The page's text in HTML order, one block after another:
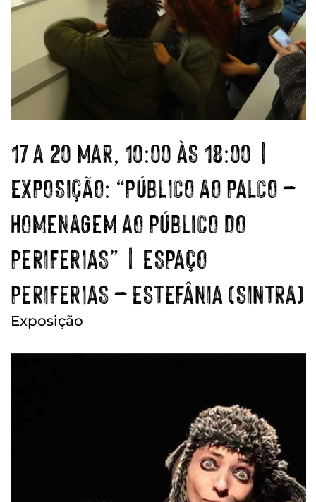
17 A 20 MAR, 10:00 ÀS 18:00 |
EXPOSIÇÃO: “PÚBLICO AO PALCO –
HOMENAGEM AO PÚBLICO DO
PERIFERIAS” | ESPAÇO
PERIFERIAS – ESTEFÂNIA (SINTRA)
Exposição